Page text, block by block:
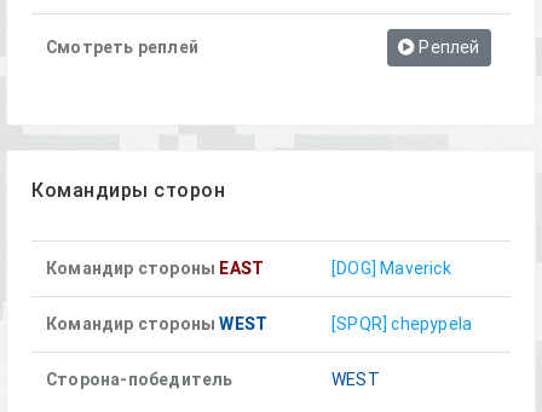
Смотреть реплей Реплей
Командиры сторон
Командир стороны EAST [DOG] Maverick
Командир стороныWEST [SPQR] chepypela
Сторона-победитель WEST